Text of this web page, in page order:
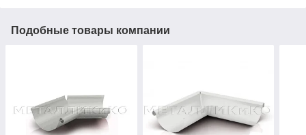
Подобные товары компании